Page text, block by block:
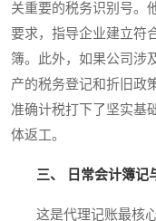
关重要的税务识别号。
要求，指导企业建立符
簿。此外，如果公司涉
产的税务登记和折旧政
准确计税打下了坚实基
体返工。
三、 日常会计簿记
这是代理记账最核心